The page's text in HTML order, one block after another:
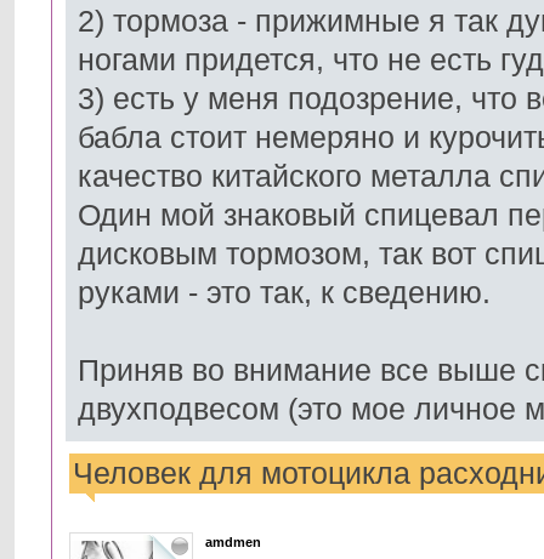
2) тормоза - прижимные я так
ногами придется, что не есть
3) есть у меня подозрение, что
бабла стоит немеряно и
качество китайского металла
Один мой знаковый спицевал
дисковым тормозом, так вот
руками - это так, к сведению.
Приняв во внимание все выше
двухподвесом (это мое личное
Человек для мотоцикла
amdmen